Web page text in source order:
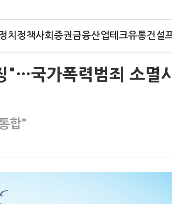
치 정책사회 증권금융산업테크유통건설
"…국가폭력범죄 소멸
합"